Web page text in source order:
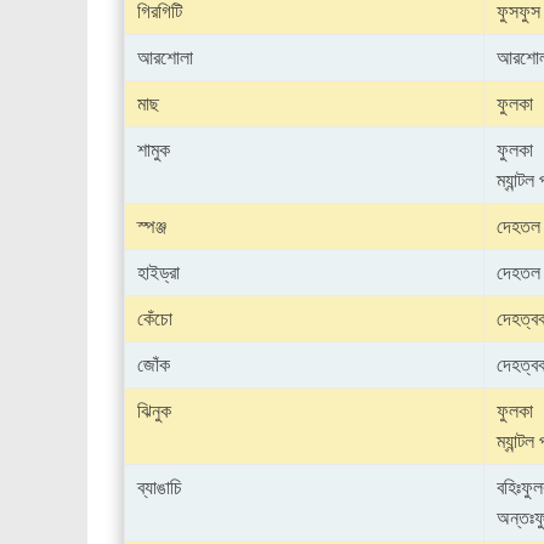
গিরগিটি
ফুসফুস
আরশোলা
মাছ
ফুলকা
শামুক
ফুলকা
ম্যান্টল
স্পঞ্জ
দেহতল
হাইড্রা
দেহতল
কেঁচো
জোঁক
ঝিনুক
ফুলকা
ম্যান্টল
ব্যাঙাচি